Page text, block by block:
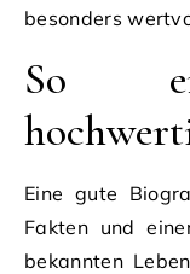
besonders
So
Eine gute
Fakten und
bekannten